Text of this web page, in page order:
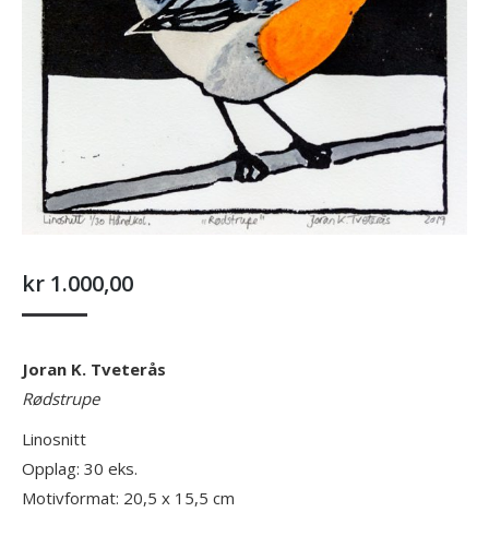
kr 1.000,00
Joran K. Tveterås
Rødstrupe
Linosnitt
Opplag: 30 eks.
Motivformat: 20,5 x 15,5 cm